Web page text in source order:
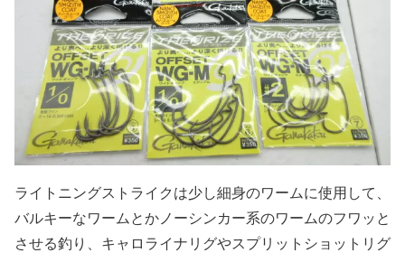
ライトニングストライクは少し細身のワームに使用して、
バルキーなワームとかノーシンカー系のワームのフワッと
させる釣り、キャロライナリグやスプリットショットリグ